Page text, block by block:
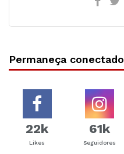
Permaneça conectado
22k
Likes
61k
Seguidores